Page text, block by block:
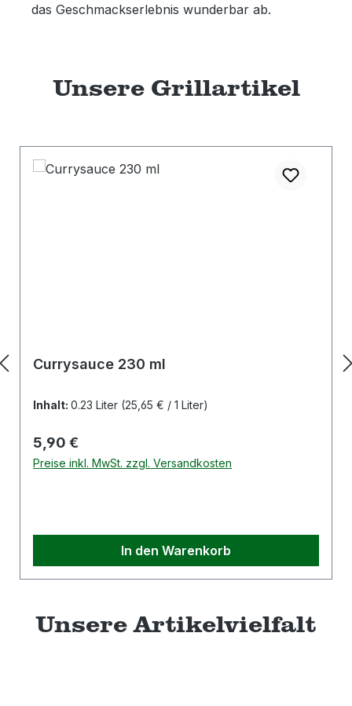
das Geschmackserlebnis wunderbar ab.
Unsere Grillartikel
Currysauce 230 ml
Inhalt: 0.23 Liter (25,65 € / 1 Liter)
Regulärer Preis:
5,90 €
Preise inkl. MwSt. zzgl. Versandkosten
In den Warenkorb
Unsere Artikelvielfalt